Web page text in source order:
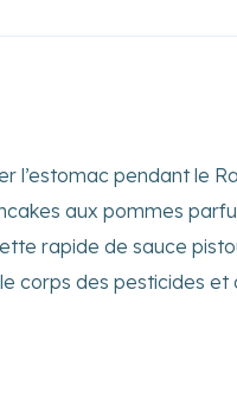
l’estomac pendant le
aux pommes
rapide de sauce
corps des pesticides et